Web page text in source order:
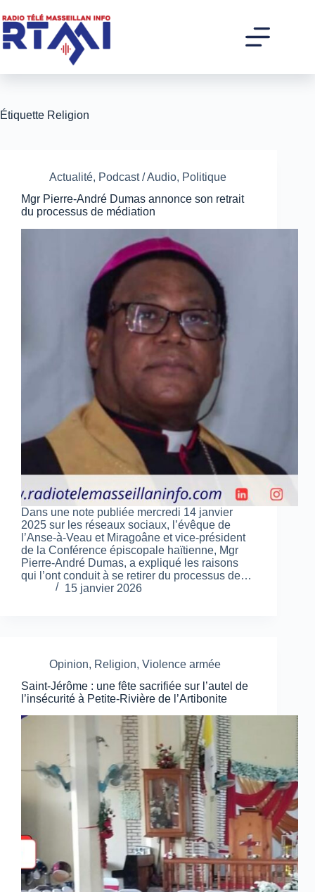
au
contenu
Étiquette Religion
Actualité, Podcast / Audio, Politique
Mgr Pierre-André Dumas annonce son retrait
du processus de médiation
Dans une note publiée mercredi 14 janvier
2025 sur les réseaux sociaux, l’évêque de
l’Anse-à-Veau et Miragoâne et vice-président
de la Conférence épiscopale haïtienne, Mgr
Pierre-André Dumas, a expliqué les raisons
qui l’ont conduit à se retirer du processus de…
15 janvier 2026
Opinion, Religion, Violence armée
Saint-Jérôme : une fête sacrifiée sur l’autel de
l’insécurité à Petite-Rivière de l’Artibonite